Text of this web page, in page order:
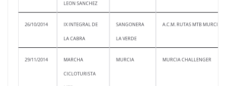
LEON SANCHEZ
26/10/2014 IX INTEGRAL DE
LA CABRA
SANGONERA
LA VERDE
A.C.M. RUTAS MTB MURCIA
29/11/2014 MARCHA
CICLOTURISTA
MURCIA MURCIA CHALLENGER